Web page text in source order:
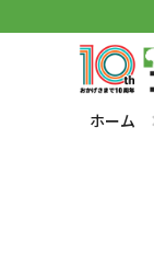
ホーム